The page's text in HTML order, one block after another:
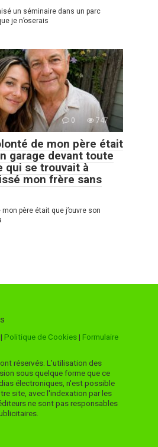
un séminaire dans un parc
je n’oserais
0 747
de mon père était
garage devant toute
qui se trouvait à
mon frère sans
père était que j’ouvre son
| Politique de Cookies| Formulaire
réservés. L’utilisation des
sous quelque forme que ce
électroniques, n'est possible
site, avec l'indexation par les
ne sont pas responsables